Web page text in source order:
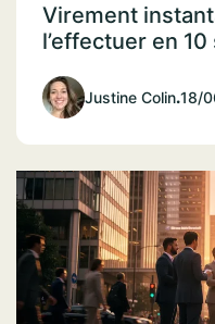
Virement
l’effectuer en
Justine Colin.18/